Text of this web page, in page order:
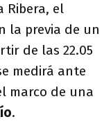
Ribera, el
la previa de un
de las 22.05
medirá ante
marco de una
.